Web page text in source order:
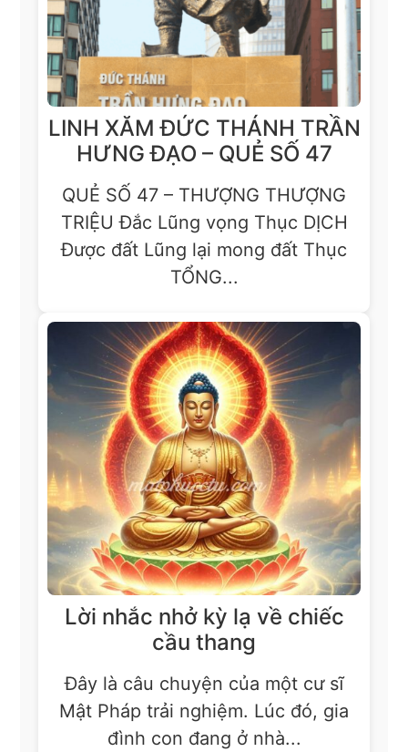
LINH XĂM ĐỨC THÁNH TRẦN
HƯNG ĐẠO – QUẺ SỐ 47
QUẺ SỐ 47 – THƯỢNG THƯỢNG
TRIỆU Đắc Lũng vọng Thục DỊCH
Được đất Lũng lại mong đất Thục
TỔNG...
Lời nhắc nhở kỳ lạ về chiếc
cầu thang
Đây là câu chuyện của một cư sĩ
Mật Pháp trải nghiệm. Lúc đó, gia
đình con đang ở nhà...